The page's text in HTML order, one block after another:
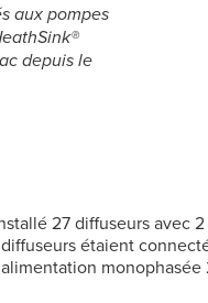
aux pompes
depuis le
27 diffuseurs avec
étaient